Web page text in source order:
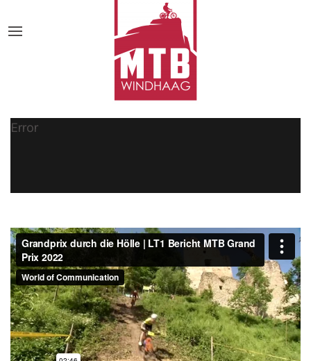
Error